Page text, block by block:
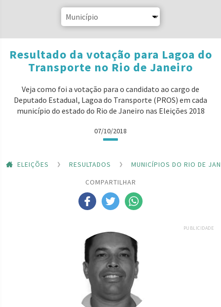
Resultado da votação para Lagoa do
Transporte no Rio de Janeiro
Veja como foi a votação para o candidato ao cargo de
Deputado Estadual, Lagoa do Transporte (PROS) em cada
município do estado do Rio de Janeiro nas Eleições 2018
07/10/2018
ELEIÇÕES RESULTADOS
MUNICÍPIOS DO RIO DE
COMPARTILHAR
PUBLICIDADE